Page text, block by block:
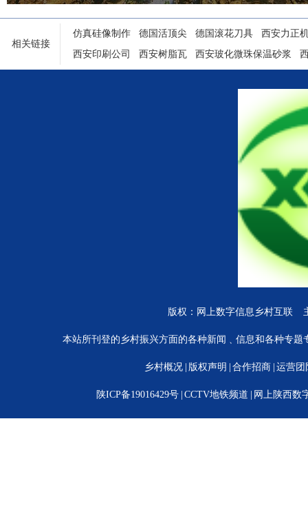
相关链接
仿真硅像制作 德国活顶尖 德国滚花刀具
西安力正
西安印刷公司
西安树脂瓦 西安玻化微珠保温砂浆
版权：网上数字信息乡村互联
本站所刊登的乡村振兴方面的各种新闻﹑信息和各种专
乡村概况 版权声明 |合作招商 |运营团
陕ICP备19016429号 |CCTV地铁频道 网上陕西数